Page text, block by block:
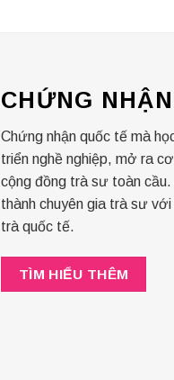
CHỨNG
Chứng nhận quốc tế mà
triển nghề nghiệp, mở ra
cộng đồng trà sư toàn
thành chuyên gia trà sư
trà quốc tế.
TÌM HIỂU THÊM